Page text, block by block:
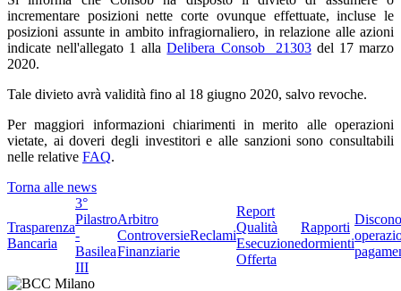
incrementare posizioni nette corte ovunque effettuate, incluse le
posizioni assunte in ambito infragiornaliero, in relazione alle azioni
indicate nell'allegato 1 allaDelibera Consob 21303del 17 marzo
2020.
Tale divieto avrà validità fino al 18 giugno 2020, salvo revoche.
Per maggiori informazioni chiarimenti in merito alle operazioni
vietate, ai doveri degli investitori e alle sanzioni sono consultabili
nelle relative FAQ.
Torna alle news
Trasparenza
Bancaria
3°
Pilastro
-
Basilea
III
Arbitro
Controversie
Finanziarie
Reclami
Report
Qualità
Esecuzione
Offerta
Rapporti
dormienti